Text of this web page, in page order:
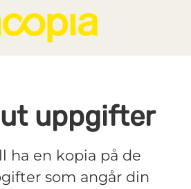
uppgifter
ha en kopia på de
som angår din